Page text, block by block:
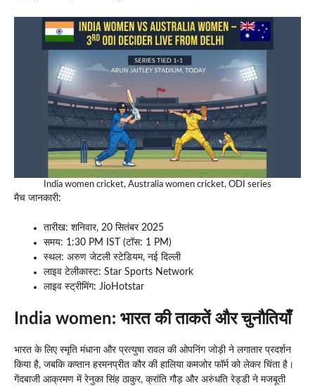
India women cricket, Australia women cricket, ODI series
मैच जानकारी:
तारीख: शनिवार, 20 सितंबर 2025
समय: 1:30 PM IST (टॉस: 1 PM)
स्थल: अरुण जेटली स्टेडियम, नई दिल्ली
लाइव टेलीकास्ट: Star Sports Network
लाइव स्ट्रीमिंग: JioHotstar
India women: भारत की ताकतें और चुनौतियाँ
भारत के लिए स्मृति मंधाना और प्रत्युषा रावल की ओपनिंग जोड़ी ने लगातार प्रदर्शन
किया है, जबकि कप्तान हरमनप्रीत कौर की हालिया कमजोर फॉर्म को लेकर चिंता है।
गेंदबाजी आक्रमण में रेनुका सिंह ठाकुर, क्रांति गौड़ और अरुंधति रेड्डी ने मजबूती